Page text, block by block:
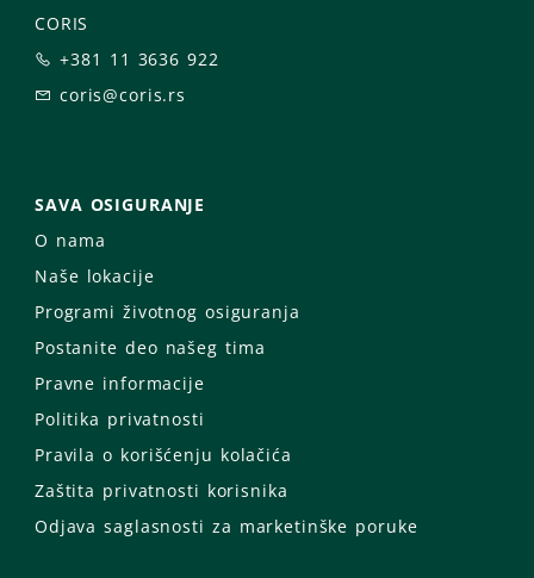
CORIS
+381 11 3636 922
coris@coris.rs
SAVA OSIGURANJE
O nama
Naše lokacije
Programi životnog osiguranja
Postanite deo našeg tima
Pravne informacije
Politika privatnosti
Pravila o korišćenju kolačića
Zaštita privatnosti korisnika
Odjava saglasnosti za marketinške poruke